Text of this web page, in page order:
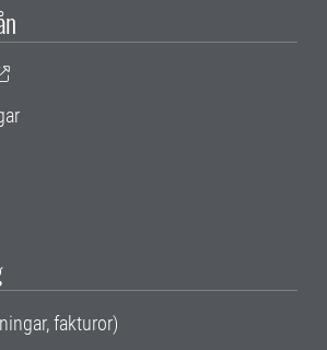
fakturor)